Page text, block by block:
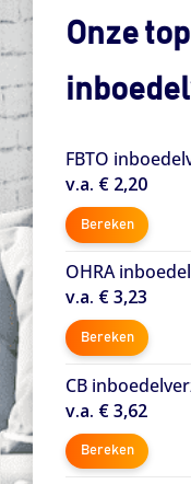
Onze
FBTO
v.a. € 2,20
Bereken
OHRA
v.a. € 3,23
Bereken
CB
v.a. € 3,62
Bereken